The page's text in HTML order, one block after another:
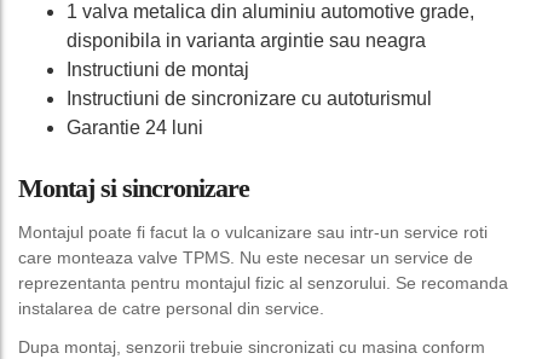
1 valva metalica din aluminiu automotive grade,
disponibila in varianta argintie sau neagra
Instructiuni de montaj
Instructiuni de sincronizare cu autoturismul
Garantie 24 luni
Montaj si sincronizare
Montajul poate fi facut la o vulcanizare sau intr-un service roti
care monteaza valve TPMS. Nu este necesar un service de
reprezentanta pentru montajul fizic al senzorului. Se recomanda
instalarea de catre personal din service.
Dupa montaj, senzorii trebuie sincronizati cu masina conform